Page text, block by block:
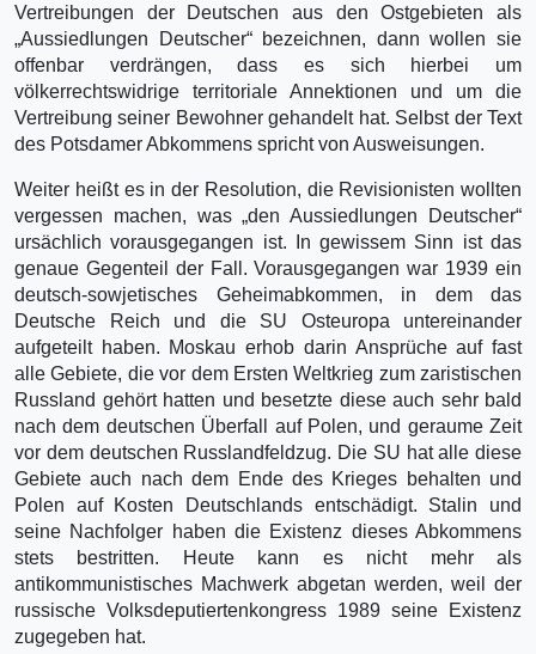
Vertreibungen der Deutschen aus den Ostgebieten als
„Aussiedlungen Deutscher“ bezeichnen, dann wollen sie
offenbar verdrängen, dass es sich hierbei um
völkerrechtswidrige territoriale Annektionen und um die
Vertreibung seiner Bewohner gehandelt hat. Selbst der Text
des Potsdamer Abkommens spricht von Ausweisungen.
Weiter heißt es in der Resolution, die Revisionisten wollten
vergessen machen, was „den Aussiedlungen Deutscher“
ursächlich vorausgegangen ist. In gewissem Sinn ist das
genaue Gegenteil der Fall. Vorausgegangen war 1939 ein
deutsch-sowjetisches Geheimabkommen, in dem das
Deutsche Reich und die SU Osteuropa untereinander
aufgeteilt haben. Moskau erhob darin Ansprüche auf fast
alle Gebiete, die vor dem Ersten Weltkrieg zum zaristischen
Russland gehört hatten und besetzte diese auch sehr bald
nach dem deutschen Überfall auf Polen, und geraume Zeit
vor dem deutschen Russlandfeldzug. Die SU hat alle diese
Gebiete auch nach dem Ende des Krieges behalten und
Polen auf Kosten Deutschlands entschädigt. Stalin und
seine Nachfolger haben die Existenz dieses Abkommens
stets bestritten. Heute kann es nicht mehr als
antikommunistisches Machwerk abgetan werden, weil der
russische Volksdeputiertenkongress 1989 seine Existenz
zugegeben hat.